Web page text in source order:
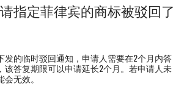
指定菲律宾的商标被驳回了
发的临时驳回通知，申请人需要在2个月内答
该答复期限可以申请延长2个月。若申请人未
无效。